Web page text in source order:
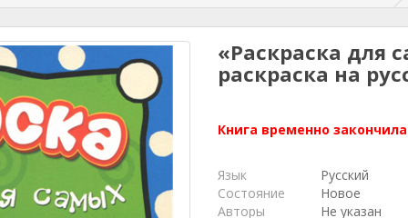
«Раскраска для
раскраска на
Книга временно
Язык
Русский
Состояние
Новое
Авторы
Не указан